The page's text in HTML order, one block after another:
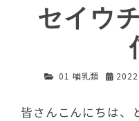
セイウ
01 哺乳類
皆さんこんにちは、